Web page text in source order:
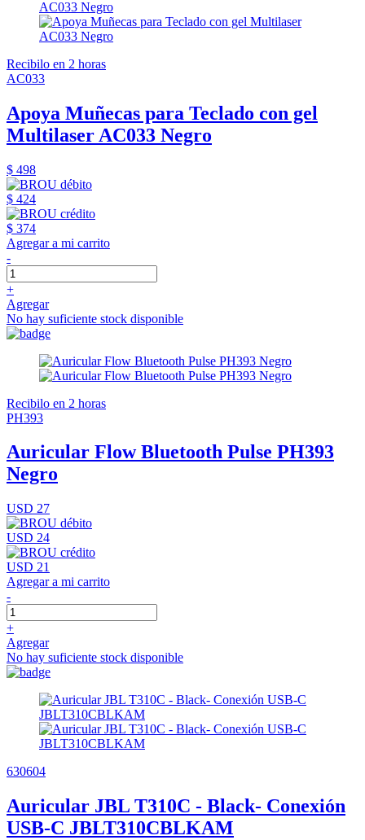
Recibilo en 2 horas
AC033
Apoya Muñecas para Teclado con gel
Multilaser AC033 Negro
$ 498
$ 424
$ 374
Agregar a mi carrito
-
+
Agregar
No hay suficiente stock disponible
Recibilo en 2 horas
PH393
Auricular Flow Bluetooth Pulse PH393
Negro
USD 27
USD 24
USD 21
Agregar a mi carrito
-
+
Agregar
No hay suficiente stock disponible
630604
Auricular JBL T310C - Black- Conexión
USB-C JBLT310CBLKAM